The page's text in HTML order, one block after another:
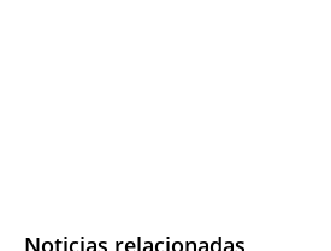
Noticias relacionadas